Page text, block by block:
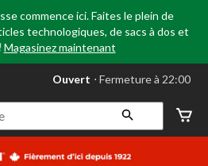
commence ici. Faites le plein de
technologiques, de sacs à dos et
Magasinez maintenant
votre
préféré
Leduc,
AB,
courament
Ouvert ⋅ Fermeture à 22:00